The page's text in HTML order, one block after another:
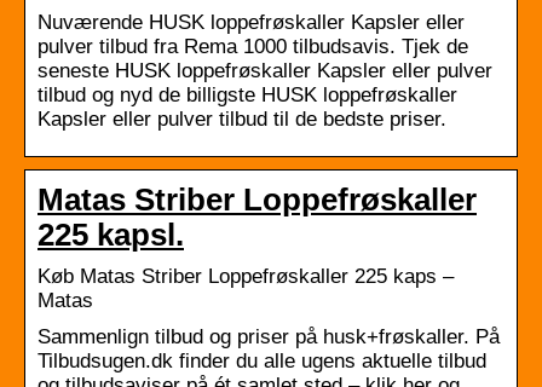
Nuværende HUSK loppefrøskaller Kapsler eller
pulver tilbud fra Rema 1000 tilbudsavis. Tjek de
seneste HUSK loppefrøskaller Kapsler eller pulver
tilbud og nyd de billigste HUSK loppefrøskaller
Kapsler eller pulver tilbud til de bedste priser.
Matas Striber Loppefrøskaller
225 kapsl.
Køb Matas Striber Loppefrøskaller 225 kaps –
Matas
Sammenlign tilbud og priser på husk+frøskaller. På
Tilbudsugen.dk finder du alle ugens aktuelle tilbud